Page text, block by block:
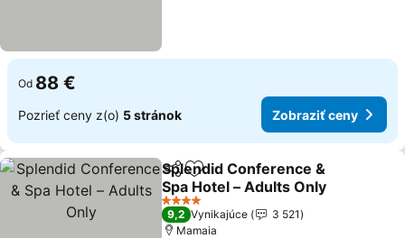
Od 88 €
Pozrieť ceny z(o) 5 stránok Zobraziť ceny
ZdieľaťPridať do obľúbených
Splendid Conference &
Spa Hotel – Adults Only
Zobraziť ceny
4 Počet hviezdičiek
9,2 Vynikajúce
3 521
Mamaia